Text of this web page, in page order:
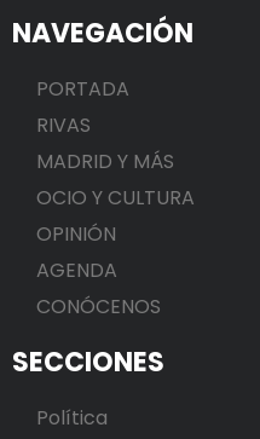
NAVEGACIÓN
PORTADA
RIVAS
MADRID Y MÁS
OCIO Y CULTURA
OPINIÓN
AGENDA
CONÓCENOS
SECCIONES
Política